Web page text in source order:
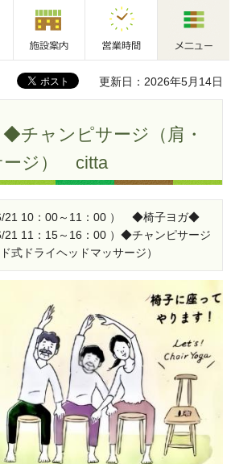
施設案内 営業時間
更新日：2026年5月14日
ャンピサージ（肩・
ージ） citta
21 10：00～11：00 ） ◆椅子ヨガ◆
11：15～16：00 ）◆チャンピサージ
式ドライヘッドマッサージ）